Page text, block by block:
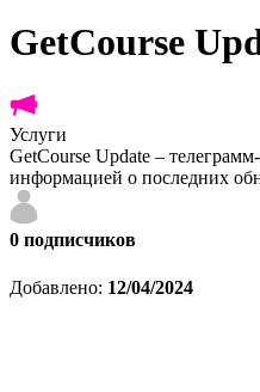
GetCourse
Услуги
GetCourse Update –
информацией о последних
0 подписчиков
Добавлено: 12/04/2024